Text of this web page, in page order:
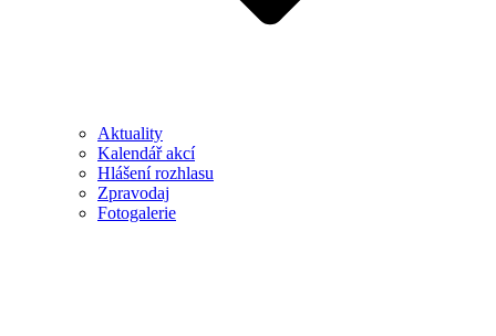
Aktuality
Kalendář akcí
Hlášení rozhlasu
Zpravodaj
Fotogalerie